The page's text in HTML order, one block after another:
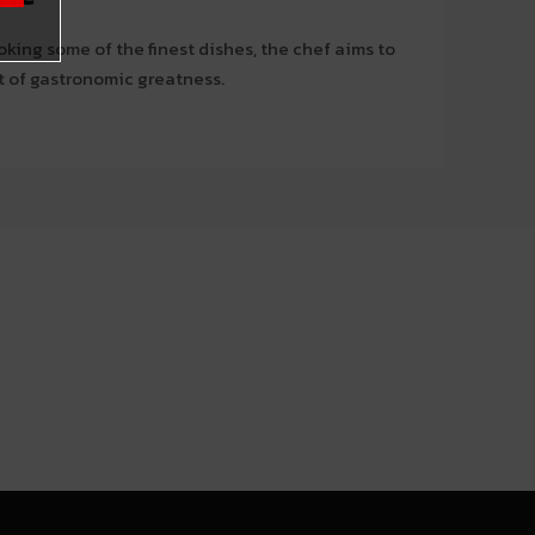
some of the finest dishes, the chef aims to
gastronomic greatness.